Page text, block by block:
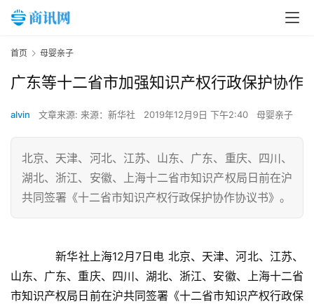
首页 母婴亲子
广东等十二省市加强知识产权行政保护协作
alvin 文章来源: 来源：新华社 2019年12月9日 下午2:40 母婴亲子
北京、天津、河北、江苏、山东、广东、重庆、四川、
湖北、浙江、安徽、上海十二省市知识产权局日前在沪
共同签署《十二省市知识产权行政保护协作协议书》。
新华社上海12月7日电 北京、天津、河北、江苏、
山东、广东、重庆、四川、湖北、浙江、安徽、上海十二省
市知识产权局日前在沪共同签署《十二省市知识产权行政保